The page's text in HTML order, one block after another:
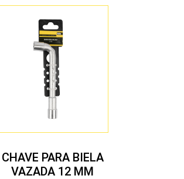
CHAVE PARA BIELA
VAZADA 12 MM